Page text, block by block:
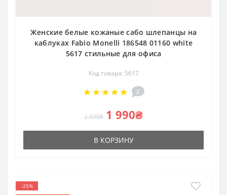
Женские белые кожаные сабо шлепанцы на
каблуках Fabio Monelli 186548 01160 white
5617 стильные для офиса
Код товара: 5617
2
2 590₴ 1 990₴
В КОРЗИНУ
-25%